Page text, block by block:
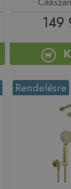
149
Rendelésre